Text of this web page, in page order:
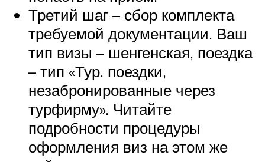
Третий шаг – сбор комплекта
требуемой документации. Ваш
тип визы – шенгенская, поездка
– тип «Тур. поездки,
незабронированные через
турфирму». Читайте
подробности процедуры
оформления виз на этом же